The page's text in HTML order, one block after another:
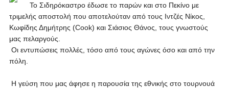
Το Σιδηρόκαστρο έδωσε το παρών και στο Πεκίνο με
τριμελής αποστολή που αποτελούταν από τους Ιντζές Νίκος,
Κωφίδης Δημήτρης (Cook) και Σιάσιος Θάνος, τους γνωστούς
μας πελαργούς.
Οι εντυπώσεις πολλές, τόσο από τους αγώνες όσο και από την
πόλη.
Η γεύση που μας άφησε η παρουσία της εθνικής στο τουρνουά